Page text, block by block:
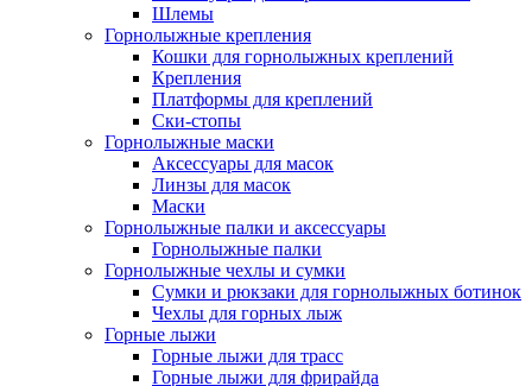
Шлемы
Горнолыжные крепления
Кошки для горнолыжных креплений
Крепления
Платформы для креплений
Ски-стопы
Горнолыжные маски
Аксессуары для масок
Линзы для масок
Маски
Горнолыжные палки и аксессуары
Горнолыжные палки
Горнолыжные чехлы и сумки
Сумки и рюкзаки для горнолыжных ботинок
Чехлы для горных лыж
Горные лыжи
Горные лыжи для трасс
Горные лыжи для фрирайда